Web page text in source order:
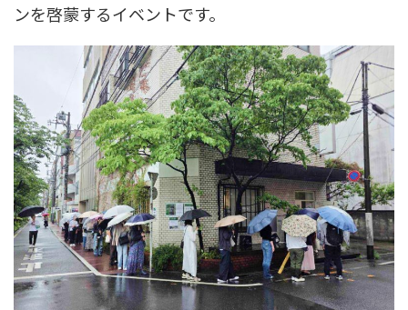
ンを啓蒙するイベントです。